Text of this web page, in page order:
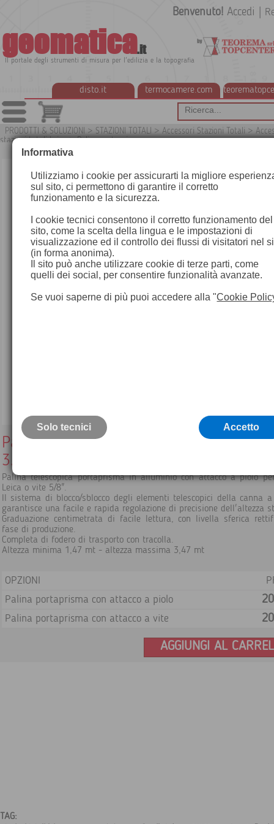
geomatica.it
Il portale degli strumenti di misura per l'edilizia e la topografia
disto.it termocamere.com
Benvenuto! Accedi
PRODOTTI & SOLUZIONI > STAZIONI TOTALI > Accessori Stazioni Totali >
stazioni totali Leica>Paline portaprisma
Palina telescopica portaprisma
3.47mt
Palina telescopica portaprisma in alluminio con attacco a piolo
Leica o vite 5/8".
Il sistema di blocco/sblocco degli elementi telescopici della canna
garantisce una facile e rapida regolazione di precisione dell'altezza
Graduazione centimetrata di facile lettura, con livella sferica
fase di produzione.
Completa di fodero di trasporto con tracolla.
Altezza minima 1,47 mt - altezza massima 3,47 mt
OPZIONI
Palina portaprisma con attacco a piolo
Palina portaprisma con attacco a vite
AGGIUNGI AL
TAG:
Informativa
Utilizziamo i cookie per assicurarti la migliore
sul sito, ci permettono di garantire il corretto
funzionamento e la sicurezza.
I cookie tecnici consentono il corretto funzionamento del
sito, come la scelta della lingua e le impostazioni di
visualizzazione ed il controllo dei flussi di visitatori nel
(in forma anonima).
Il sito può anche utilizzare cookie di terze parti, come
quelli dei social, per consentire funzionalità avanzate.
Se vuoi saperne di più puoi accedere alla "Cookie
Solo tecnici Accetto